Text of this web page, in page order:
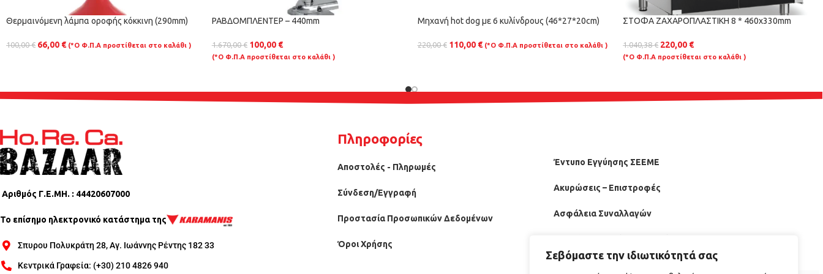
Σεβόμαστε την ιδιωτικότητά σας
Θερμαινόμενη λάμπα οροφής κόκκινη (290mm)
100,00€ 66,00 € (*Ο Φ.Π.Α προστίθεται στο καλάθι )
ΡΑΒΔΟΜΠΛΕΝΤΕΡ – 440mm
1.670,00€ 100,00 €
(*Ο Φ.Π.Α προστίθεται στο καλάθι )
Μηχανή hot dog με 6 κυλίνδρους (46*27*20cm)
220,00€ 110,00 € (*Ο Φ.Π.Α προστίθεται στο καλάθι )
ΣΤΟΦΑ ΖΑΧΑΡΟΠΛΑΣΤΙΚΗ 8 * 460x330mm
1.040,38€ 220,00 €
(*Ο Φ.Π.Α προστίθεται στο καλάθι )
Αριθμός Γ.Ε.ΜΗ. : 44420607000
Το επίσημο ηλεκτρονικό κατάστημα της
Σπυρου Πολυκράτη 28, Αγ. Ιωάννης Ρέντης 182 33
Κεντρικά Γραφεία: (+30) 210 4826 940
Πληροφορίες
Αποστολές - Πληρωμές
Σύνδεση/Εγγραφή
Προστασία Προσωπικών Δεδομένων
Όροι Χρήσης
Έντυπο Εγγύησης ΣΕΕΜΕ
Ακυρώσεις – Επιστροφές
Ασφάλεια Συναλλαγών